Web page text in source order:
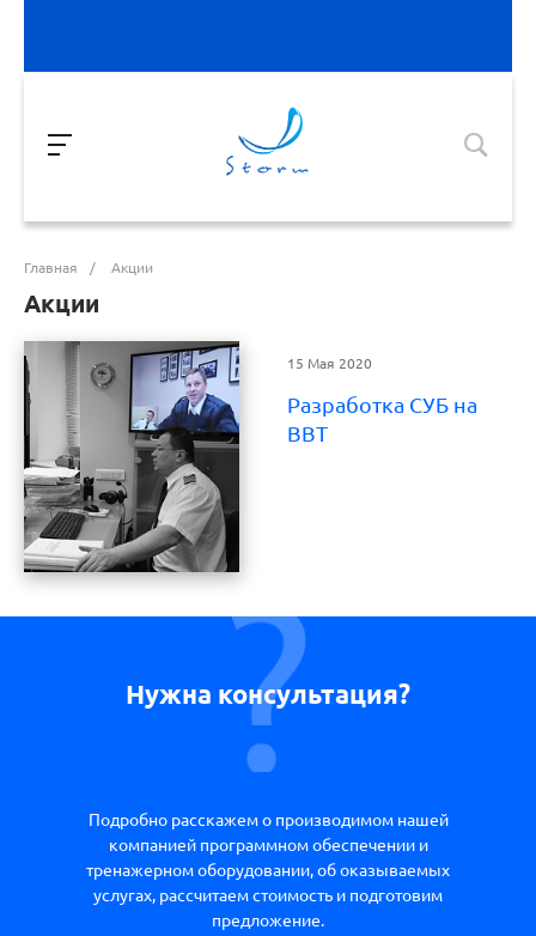
Главная / Акции
Акции
15 Мая 2020
Разработка СУБ на
ВВТ
Нужна консультация?
Подробно расскажем о производимом нашей
компанией программном обеспечении и
тренажерном оборудовании, об оказываемых
услугах, рассчитаем стоимость и подготовим
предложение.